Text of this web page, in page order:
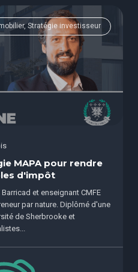
Stratégie investisseur
MAPA pour rendre
d'impôt
et enseignant CMFE
par nature. Diplômé d'une
de Sherbrooke et